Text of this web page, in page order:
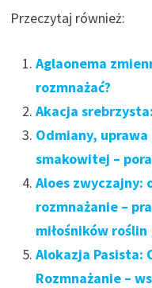
Przeczytaj również:
Aglaonema
rozmnażać?
Akacja
Odmiany,
smakowitej –
Aloes zwyczajny:
rozmnażanie –
miłośników roślin
Alokazja Pasista:
Rozmnażanie –